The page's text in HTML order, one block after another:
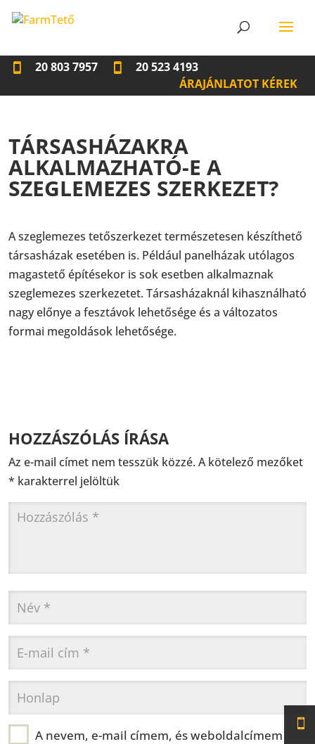
20 803 7957
20 523 4193
ÁRAJÁNLATOT KÉREK
TÁRSASHÁZAKRA
ALKALMAZHATÓ-E A
SZEGLEMEZES SZERKEZET?
A szeglemezes tetőszerkezet természetesen készíthető
társasházak esetében is. Például panelházak utólagos
magastető építésekor is sok esetben alkalmaznak
szeglemezes szerkezetet. Társasházaknál kihasználható
nagy előnye a fesztávok lehetősége és a változatos
formai megoldások lehetősége.
HOZZÁSZÓLÁS ÍRÁSA
Az e-mail címet nem tesszük közzé. A kötelező mezőket
* karakterrel jelöltük
A nevem, e-mail címem, és weboldalcímem